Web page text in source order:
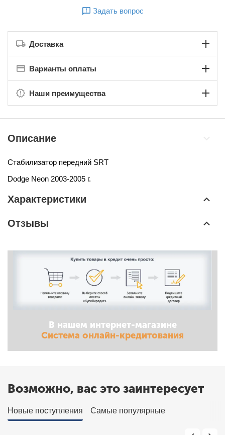
Задать вопрос
Доставка
Варианты оплаты
Наши преимущества
Описание
Стабилизатор передний SRT
Dodge Neon 2003-2005 г.
Характеристики
Отзывы
В нашем интернет-магазине
Система онлайн-кредитования
Возможно, вас это заинтересует
Новые поступления Самые популярные